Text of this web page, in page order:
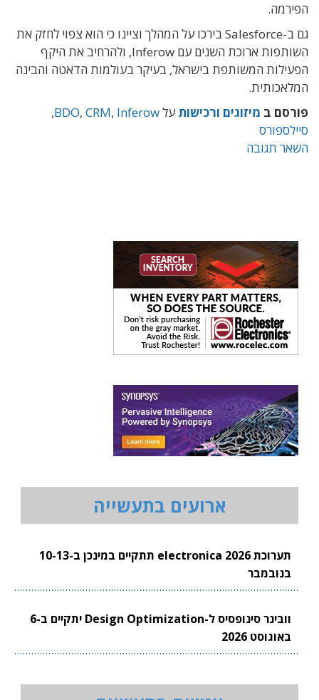
הפירמה.
גם ב-Salesforce בירכו על המהלך וציינו כי הוא צפוי לחזק את
השותפות ארוכת השנים עם Inferow, ולהרחיב את היקף
הפעילות המשותפת בישראל, בעיקר בעולמות הדאטה והבינה
המלאכותית.
פורסם ב מיזוגים ורכישות על BDO, CRM, Inferow
,
סיילספורס
השאר תגובה
ארועים בתעשייה
תערוכת electronica 2026 תתקיים במינכן ב-10-13
בנובמבר
וובינר סינופסיס ל-Design Optimization יתקיים ב-6
באוגוסט 2026